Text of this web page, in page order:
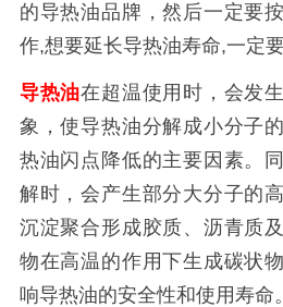
的导热油品牌，然后一定要
作,想要延长导热油寿命,一定
导热油在超温使用时，会发
象，使导热油分解成小分子
热油闪点降低的主要因素。
解时，会产生部分大分子的
沉淀聚合形成胶质、沥青质
物在高温的作用下生成碳状
响导热油的安全性和使用寿命。